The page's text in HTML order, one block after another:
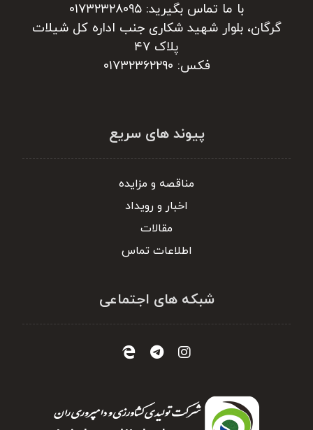
با ما تماس بگیرید: ۰۱۷۳۲۳۲۸۰۹۵
گرگان، بلوار شهید شکاری جنب اداره کل شیلات
پلاک ۴۷
فکس: ۰۱۷۳۲۳۶۲۲۹۰
پیوند های سریع
مناقصه و مزایده
اخبار و رویداد
مقالات
اطلاعات تماس
شبکه های اجتماعی